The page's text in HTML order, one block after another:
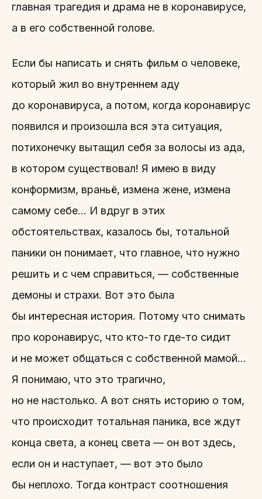
главная трагедия и драма не в коронавирусе,
а в его собственной голове.
Если бы написать и снять фильм о человеке,
который жил во внутреннем аду
до коронавируса, а потом, когда коронавирус
появился и произошла вся эта ситуация,
потихонечку вытащил себя за волосы из ада,
в котором существовал! Я имею в виду
конформизм, враньё, измена жене, измена
самому себе… И вдруг в этих
обстоятельствах, казалось бы, тотальной
паники он понимает, что главное, что нужно
решить и с чем справиться, — собственные
демоны и страхи. Вот это была
бы интересная история. Потому что снимать
про коронавирус, что кто-то где-то сидит
и не может общаться с собственной мамой…
Я понимаю, что это трагично,
но не настолько. А вот снять историю о том,
что происходит тотальная паника, все ждут
конца света, а конец света — он вот здесь,
если он и наступает, — вот это было
бы неплохо. Тогда контраст соотношения